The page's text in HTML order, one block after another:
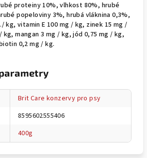
proteiny 10%, vlhkost 80%, hrubé
popeloviny 3%, hrubá vláknina 0,3%,
kg, vitamin E 100 mg / kg, zinek 15 mg /
kg, mangan 3 mg / kg, jód 0,75 mg / kg,
0,2 mg / kg.
Brit Care konzervy pro psy
8595602555406
400g